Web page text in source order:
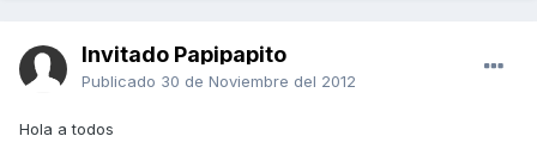
Invitado Papipapito
Publicado 30 de Noviembre del 2012
Hola a todos